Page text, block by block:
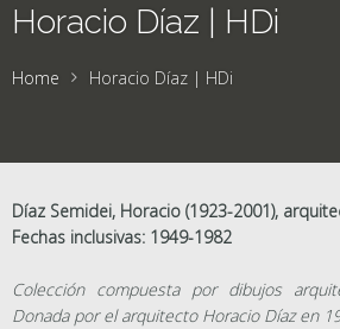
Horacio Díaz | HDi
Home Horacio Díaz | HDi
Díaz Semidei, Horacio (1923-2001),
Fechas inclusivas: 1949-1982
Colección compuesta por dibujos
Donada por el arquitecto Horacio Díaz en